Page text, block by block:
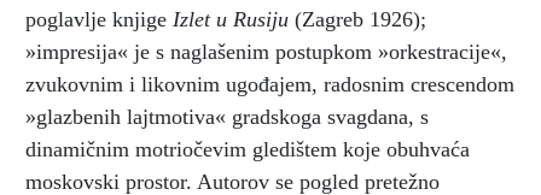
poglavlje knjige Izlet u Rusiju (Zagreb 1926);
»impresija« je s naglašenim postupkom »orkestracije«,
zvukovnim i likovnim ugođajem, radosnim crescendom
»glazbenih lajtmotiva« gradskoga svagdana, s
dinamičnim motriočevim gledištem koje obuhvaća
moskovski prostor. Autorov se pogled pretežno